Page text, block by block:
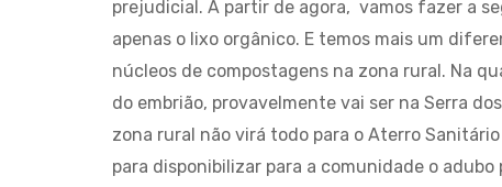
prejudicial. A partir de agora, vamos fazer a
apenas o lixo orgânico. E temos mais um
núcleos de compostagens na zona rural. Na
do embrião, provavelmente vai ser na Serra
zona rural não virá todo para o Aterro
para disponibilizar para a comunidade o